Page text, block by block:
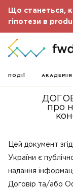
Що станеться,
гіпотези в
ПОДІЇ АКАДЕМІЯ
про
Цей документ
України є
надання
Договір та/або